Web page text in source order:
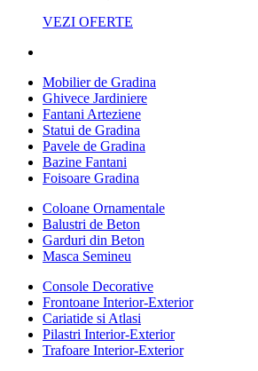
VEZI OFERTE
Mobilier de Gradina
Ghivece Jardiniere
Fantani Arteziene
Statui de Gradina
Pavele de Gradina
Bazine Fantani
Foisoare Gradina
Coloane Ornamentale
Balustri de Beton
Garduri din Beton
Masca Semineu
Console Decorative
Frontoane Interior-Exterior
Cariatide si Atlasi
Pilastri Interior-Exterior
Trafoare Interior-Exterior